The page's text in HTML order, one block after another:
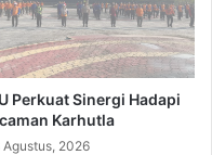
Perkuat Sinergi Hadapi
Karhutla
Agustus, 2026